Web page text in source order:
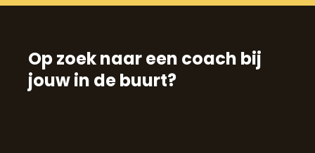
Op zoek naar een coach bij
jouw in de buurt?